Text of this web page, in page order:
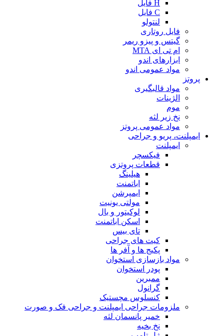
H فایل
C فایل
لنتولو
فایل روتاری
گیتس و پیزو ریمر
ام تی ای MTA
ابزارهای اندو
مواد عمومی اندو
پروتز
مواد قالبگیری
الژینات
موم
نخ زیر لثه
مواد عمومی پروتز
ایمپلنت، پریو و جراحی
ایمپلنت
فیکسچر
قطعات پروتزی
هیلینگ
اباتمنت
ایمپرشن
مولتی یونیت
لوکیتور و بال
اسکن اباتمنت
تای بیس
کیت های جراحی
پکیج ها و آفر ها
مواد بازسازی استخوان
پودر استخوان
ممبرین
گرانول
کنسلوس مچستیک
ملزومات جراحی ایمپلنت و جراحی فک و صورت
خمیر پانسمان لثه
نخ بخیه